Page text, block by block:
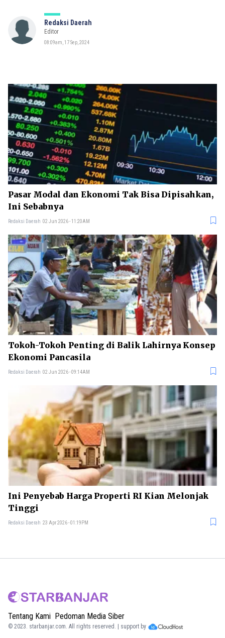
Redaksi Daerah
Editor
08:09am, 17 Sep, 2024
Pasar Modal dan Ekonomi Tak Bisa Dipisahkan,
Ini Sebabnya
Redaksi Daerah 02 Jun 2026 - 11:20AM
Tokoh-Tokoh Penting di Balik Lahirnya Konsep
Ekonomi Pancasila
Redaksi Daerah 02 Jun 2026 - 09:14AM
Ini Penyebab Harga Properti RI Kian Melonjak
Tinggi
Redaksi Daerah 23 Apr 2026 - 01:19PM
Tentang Kami Pedoman Media Siber
© 2023. starbanjar.com. All rights reserved. | support by